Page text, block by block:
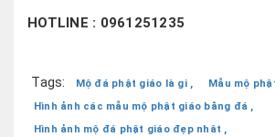
HOTLINE : 0961251235
Tags: Mộ đá phật giáo là gi ,
Mẫu mộ
Hình ảnh các mẫu mộ phật giáo bằng đá ,
Hình ảnh mộ đá phật giáo đẹp nhât ,